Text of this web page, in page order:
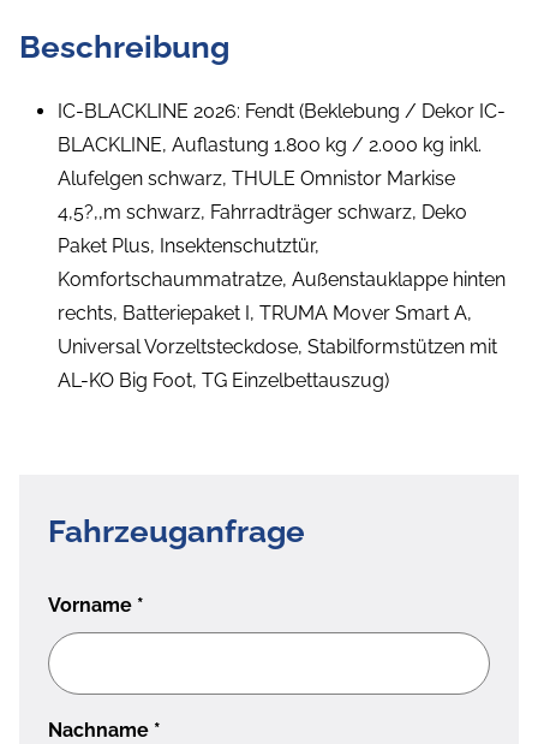
Beschreibung
IC-BLACKLINE 2026: Fendt (Beklebung / Dekor IC-
BLACKLINE, Auflastung 1.800 kg / 2.000 kg inkl.
Alufelgen schwarz, THULE Omnistor Markise
4,5?,,m schwarz, Fahrradträger schwarz, Deko
Paket Plus, Insektenschutztür,
Komfortschaummatratze, Außenstauklappe hinten
rechts, Batteriepaket I, TRUMA Mover Smart A,
Universal Vorzeltsteckdose, Stabilformstützen mit
AL-KO Big Foot, TG Einzelbettauszug)
Fahrzeuganfrage
Vorname *
Nachname *